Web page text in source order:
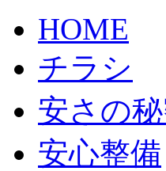
HOME
チラシ
安さの
安心整備